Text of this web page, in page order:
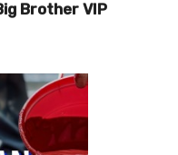
Brother VIP